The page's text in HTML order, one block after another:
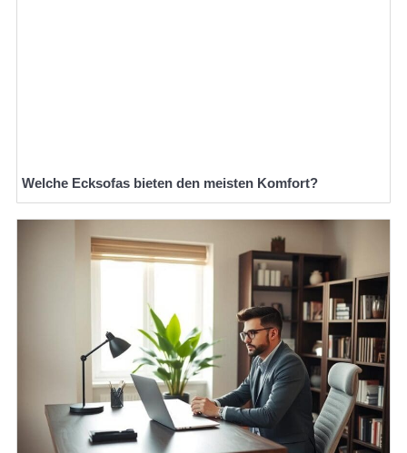
Welche Ecksofas bieten den meisten Komfort?